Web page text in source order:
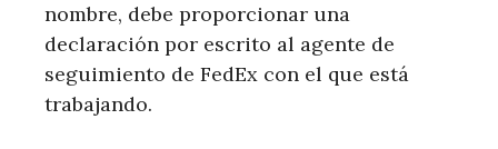
nombre, debe proporcionar una
declaración por escrito al agente de
seguimiento de FedEx con el que está
trabajando.